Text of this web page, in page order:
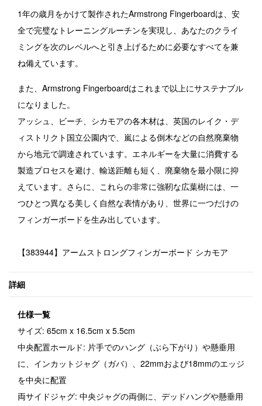
1年の歳月をかけて製作されたArmstrong Fingerboardは、安
全で完璧なトレーニングルーチンを実現し、あなたのクライ
ミングを次のレベルへと引き上げるために必要なすべてを兼
ね備えています。
また、Armstrong Fingerboardはこれまで以上にサステナブル
になりました。
アッシュ、ビーチ、シカモアの各木材は、英国のレイク・デ
ィストリクト国立公園内で、嵐による倒木などの自然廃棄物
から地元で調達されています。エネルギーを大量に消費する
製造プロセスを避け、輸送距離も短く、廃棄物を最小限に抑
えています。さらに、これらの非常に強靭な広葉樹には、一
つひとつ異なる美しく自然な表情があり、世界に一つだけの
フィンガーボードを生み出しています。
【383944】アームストロングフィンガーボード シカモア
詳細
仕様一覧
サイズ: 65cm x 16.5cm x 5.5cm
中央配置ホールド: 片手でのハング（ぶら下がり）や懸垂用
に、インカットジャグ（ガバ）、22mmおよび18mmのエッジ
を中央に配置
両サイドジャグ: 中央ジャグの両側に、デッドハングや懸垂用